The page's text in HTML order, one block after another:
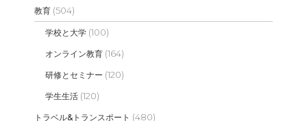
教育 (504)
学校と大学 (100)
オンライン教育 (164)
研修とセミナー (120)
学生生活 (120)
トラベル&トランスポート (480)